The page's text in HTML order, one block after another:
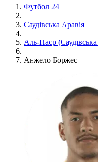
Футбол 24
Саудівська Аравія
Аль-Наср
Анжело Боржес